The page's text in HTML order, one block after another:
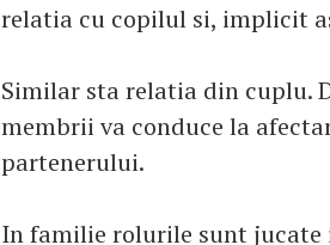
relatia cu copilul si, implicit
Similar sta relatia din cuplu.
membrii va conduce la
partenerului.
In familie rolurile sunt